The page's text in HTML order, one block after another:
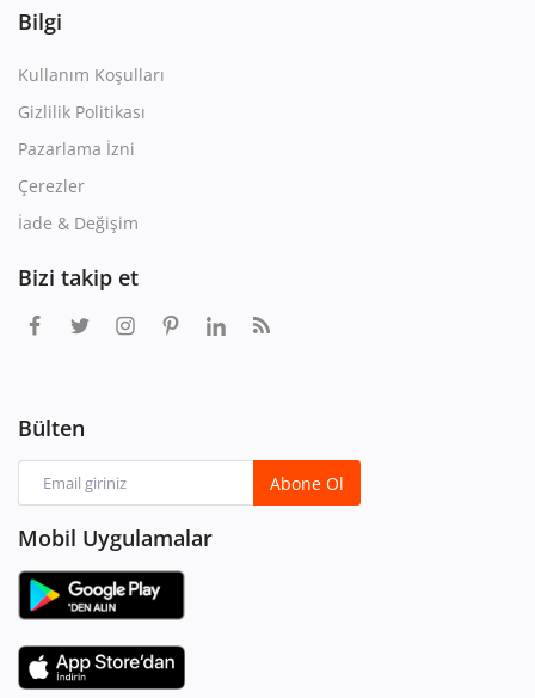
Bilgi
Kullanım Koşulları
Gizlilik Politikası
Pazarlama İzni
Çerezler
İade & Değişim
Bizi takip et
Bülten
Abone Ol
Mobil Uygulamalar